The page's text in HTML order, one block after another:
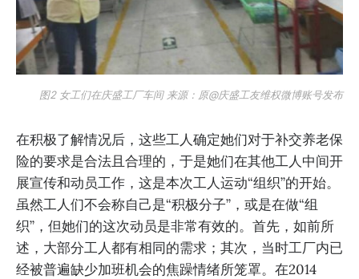
图2 女工们在庆盛工厂车间 来源：原@庆盛工友维权微博账号发布
在积极了解情况后，这些工人确定她们对于补交养老保
险的要求是合法且合理的，于是她们在其他工人中间开
展宣传和动员工作，这是本次工人运动“组织”的开始。
虽然工人们不会称自己是“积极分子”，或是在做“组
织”，但她们的这次动员是非常有效的。首先，如前所
述，大部分工人都有相同的需求；其次，当时工厂内已
经被普遍缺少加班机会的焦躁情绪所笼罩。在2014